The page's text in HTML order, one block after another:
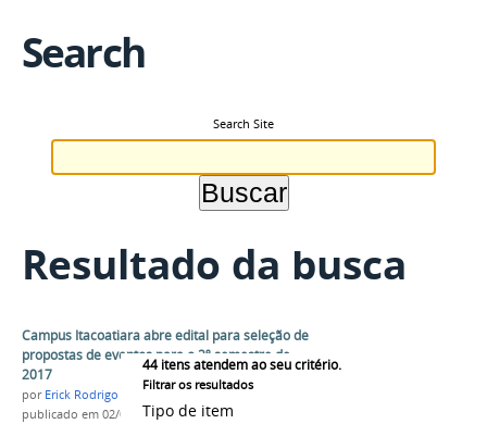
Search
Search Site
Resultado da busca
44itens atendem ao seu critério.
Filtrar os resultados
Tipo de item
Campus Itacoatiara abre edital para seleção de
propostas de eventos para o 2º semestre de
2017
por Erick Rodrigo Santos Almeida
publicado em 02/06/2017—última modificação